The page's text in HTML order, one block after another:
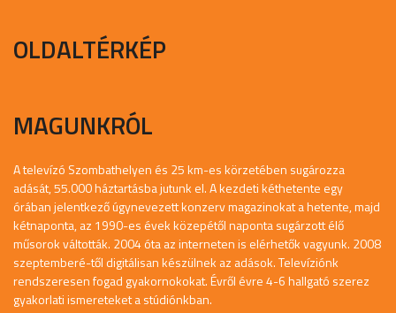
OLDALTÉRKÉP
MAGUNKRÓL
A televízó Szombathelyen és 25 km-es körzetében sugározza
adását, 55.000 háztartásba jutunk el. A kezdeti kéthetente egy
órában jelentkező úgynevezett konzerv magazinokat a hetente, majd
kétnaponta, az 1990-es évek közepétől naponta sugárzott élő
műsorok váltották. 2004 óta az interneten is elérhetők vagyunk. 2008
szeptemberé-től digitálisan készülnek az adások. Televíziónk
rendszeresen fogad gyakornokokat. Évről évre 4-6 hallgató szerez
gyakorlati ismereteket a stúdiónkban.